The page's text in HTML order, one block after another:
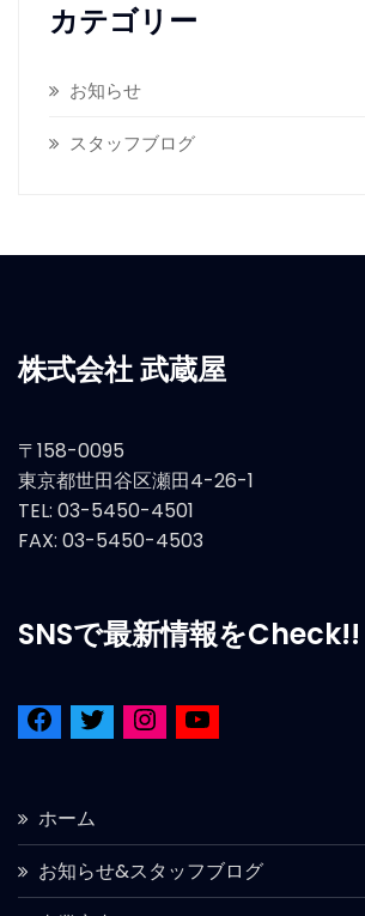
カテゴリー
お知らせ
スタッフブログ
株式会社 武蔵屋
〒158-0095
東京都世田谷区瀬田4-26-1
TEL: 03-5450-4501
FAX: 03-5450-4503
SNSで最新情報をCheck!!
ホーム
お知らせ&スタッフブログ